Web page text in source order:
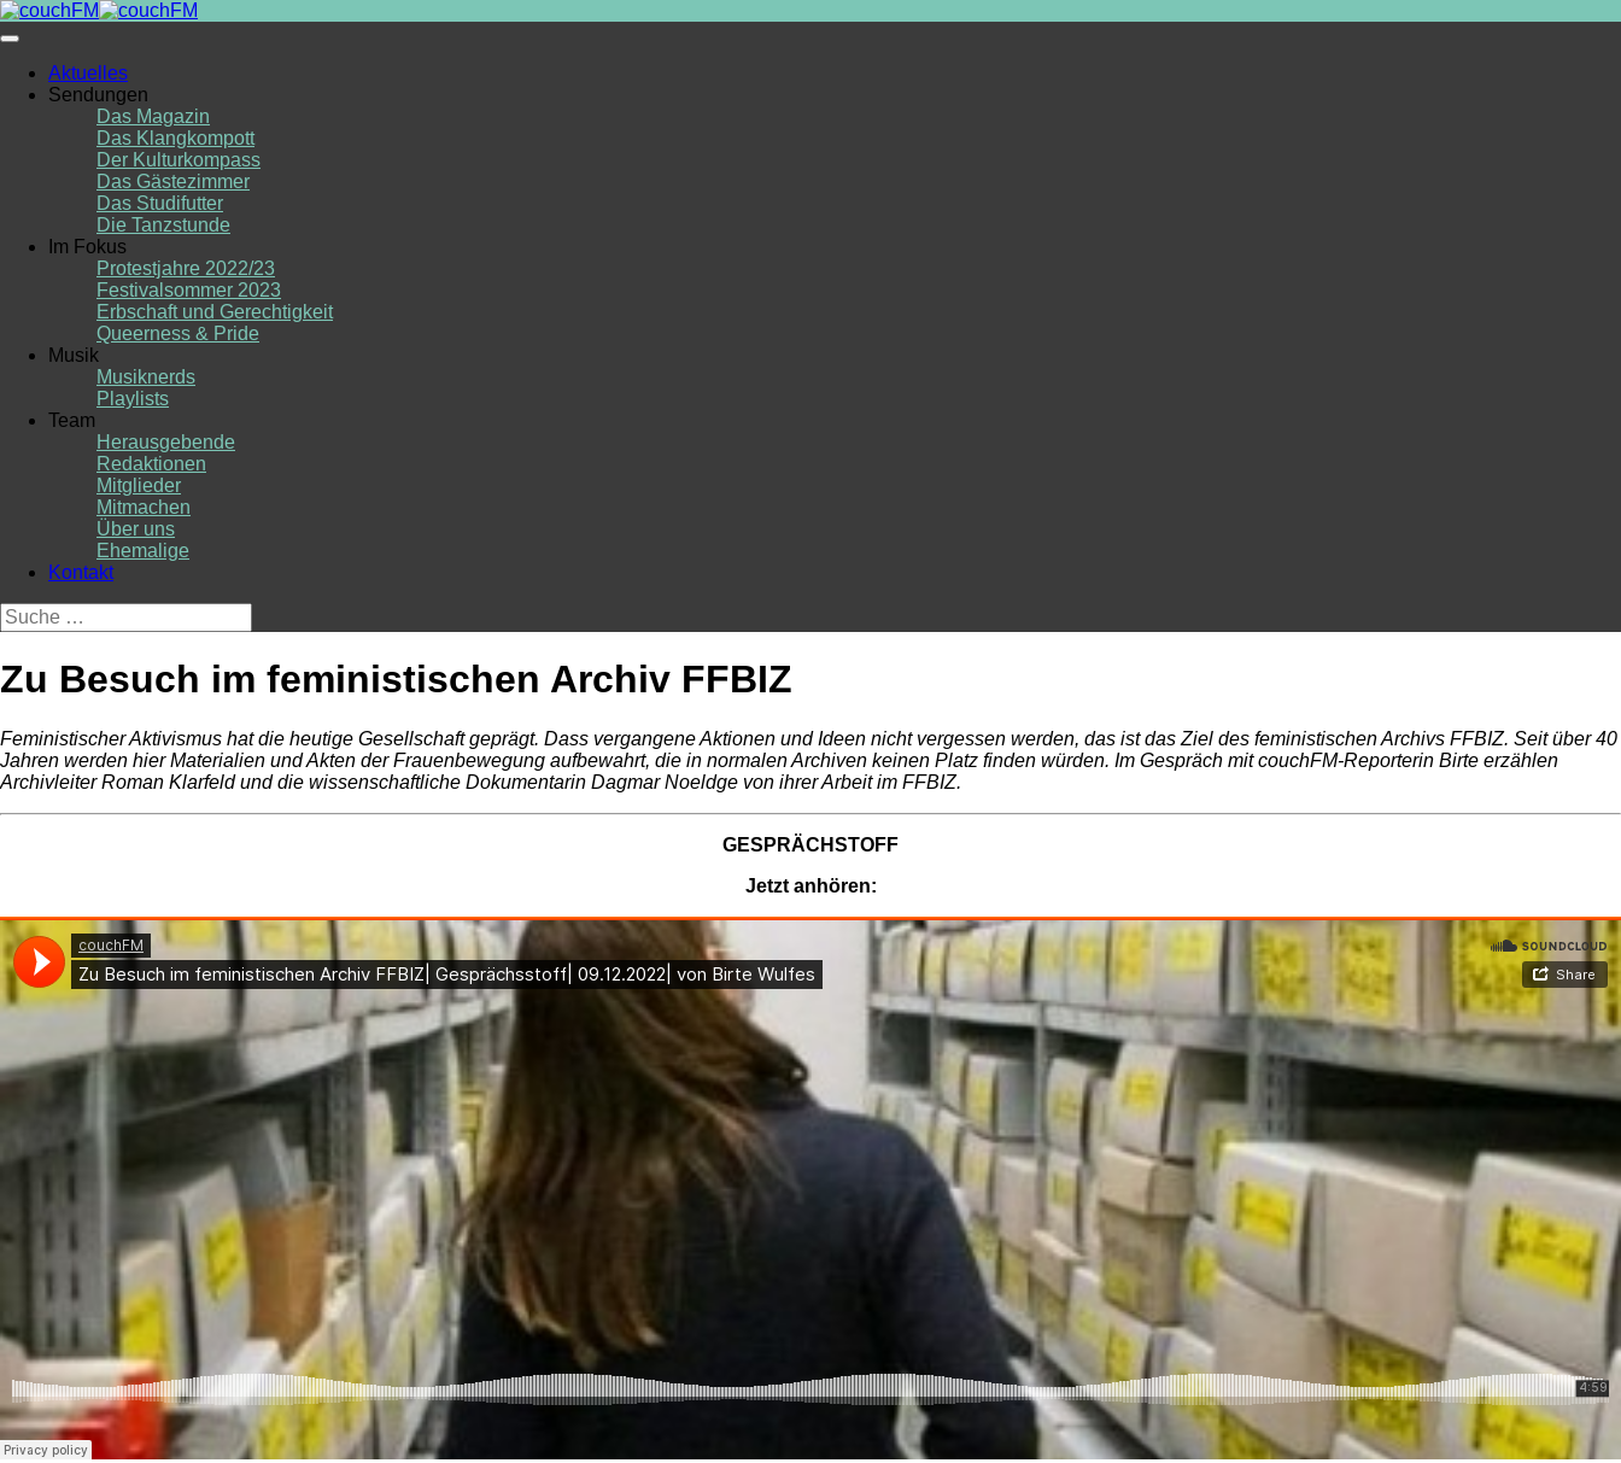
Skip
to
Aktuelles
Sendungen
Das Magazin
Das Klangkompott
Der Kulturkompass
Das Gästezimmer
Das Studifutter
Die Tanzstunde
Im Fokus
Protestjahre 2022/23
Festivalsommer 2023
Erbschaft und Gerechtigkeit
Queerness & Pride
Musik
Musiknerds
Playlists
Team
Herausgebende
Redaktionen
Mitglieder
Mitmachen
Über uns
Ehemalige
Kontakt
Suche
nach:
Zu Besuch im feministischen Archiv FFBIZ
Feministischer Aktivismus hat die heutige Gesellschaft geprägt. Dass vergangene Aktionen und Ideen nicht vergessen werden, das ist das Ziel des feministischen Archivs FFBIZ. Seit über 40
Jahren werden hier Materialien und Akten der Frauenbewegung aufbewahrt, die in normalen Archiven keinen Platz finden würden. Im Gespräch mit couchFM-Reporterin Birte erzählen
Archivleiter Roman Klarfeld und die wissenschaftliche Dokumentarin Dagmar Noeldge von ihrer Arbeit im FFBIZ.
GESPRÄCHSTOFF
Jetzt anhören: